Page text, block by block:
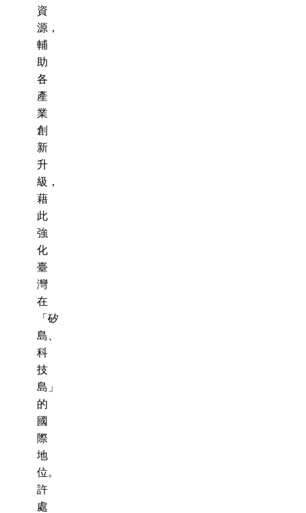
資
源，
輔
助
各
產
業
創
新
升
級，
藉
此
強
化
臺
灣
在
「矽
島、
科
技
島」
的
國
際
地
位。
許
處